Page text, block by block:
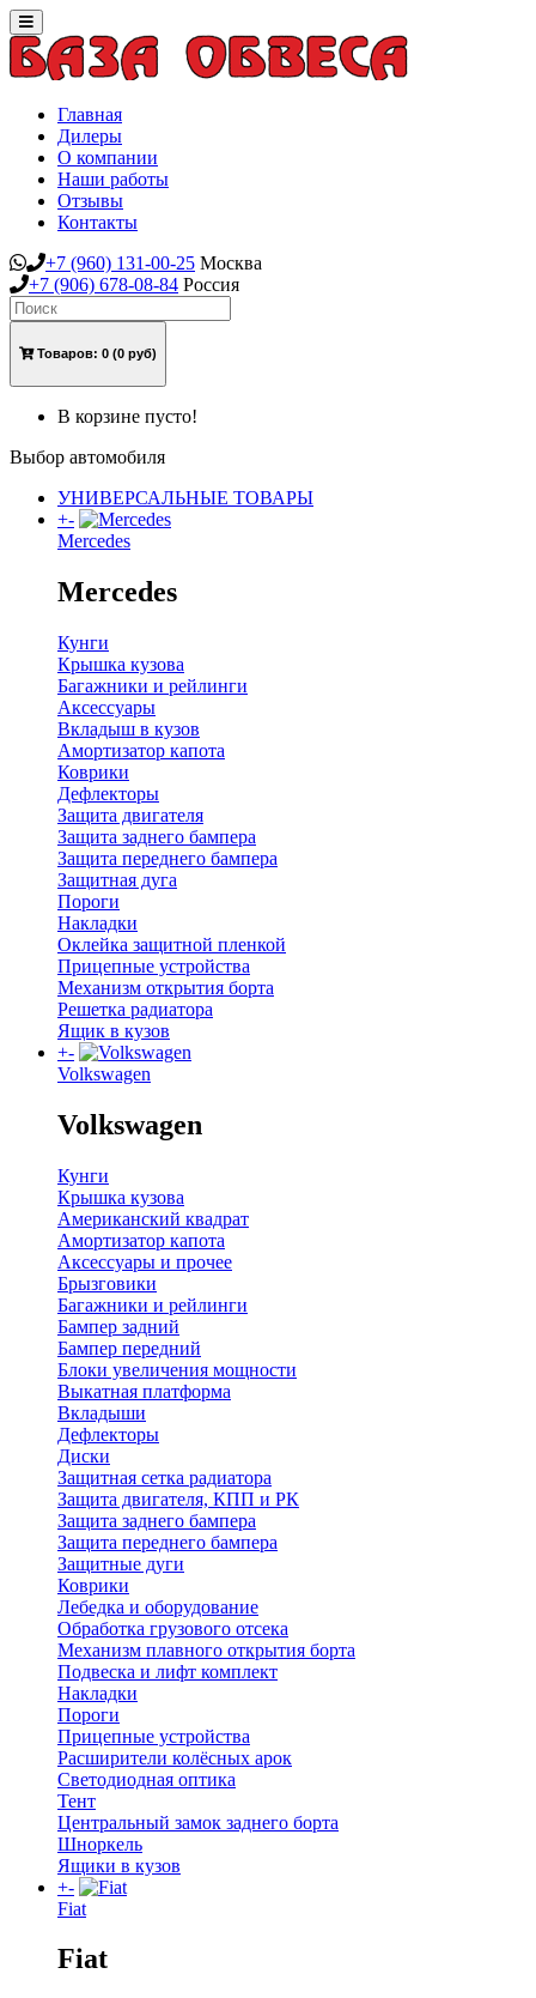
Toggle
navigation
Главная
Дилеры
О компании
Наши работы
Отзывы
Контакты
+7 (960) 131-00-25 Москва
+7 (906) 678-08-84 Россия
Товаров: 0 (0 руб)
В корзине пусто!
Выбор автомобиля
УНИВЕРСАЛЬНЫЕ ТОВАРЫ
+-
Mercedes
Mercedes
Кунги
Крышка кузова
Багажники и рейлинги
Аксессуары
Вкладыш в кузов
Амортизатор капота
Коврики
Дефлекторы
Защита двигателя
Защита заднего бампера
Защита переднего бампера
Защитная дуга
Пороги
Накладки
Оклейка защитной пленкой
Прицепные устройства
Механизм открытия борта
Решетка радиатора
Ящик в кузов
+-
Volkswagen
Volkswagen
Кунги
Крышка кузова
Американский квадрат
Амортизатор капота
Аксессуары и прочее
Брызговики
Багажники и рейлинги
Бампер задний
Бампер передний
Блоки увеличения мощности
Выкатная платформа
Вкладыши
Дефлекторы
Диски
Защитная сетка радиатора
Защита двигателя, КПП и РК
Защита заднего бампера
Защита переднего бампера
Защитные дуги
Коврики
Лебедка и оборудование
Обработка грузового отсека
Механизм плавного открытия борта
Подвеска и лифт комплект
Накладки
Пороги
Прицепные устройства
Расширители колёсных арок
Светодиодная оптика
Тент
Центральный замок заднего борта
Шноркель
Ящики в кузов
+-
Fiat
Fiat